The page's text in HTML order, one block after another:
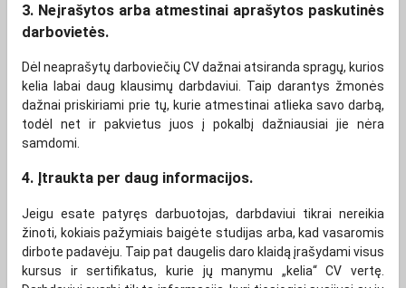
3. Neįrašytos arba atmestinai aprašytos paskutinės
darbovietės.
Dėl neaprašytų darboviečių CV dažnai atsiranda spragų, kurios
kelia labai daug klausimų darbdaviui. Taip darantys žmonės
dažnai priskiriami prie tų, kurie atmestinai atlieka savo darbą,
todėl net ir pakvietus juos į pokalbį dažniausiai jie nėra
samdomi.
4. Įtraukta per daug informacijos.
Jeigu esate patyręs darbuotojas, darbdaviui tikrai nereikia
žinoti, kokiais pažymiais baigėte studijas arba, kad vasaromis
dirbote padavėju. Taip pat daugelis daro klaidą įrašydami visus
kursus ir sertifikatus, kurie jų manymu „kelia“ CV vertę.